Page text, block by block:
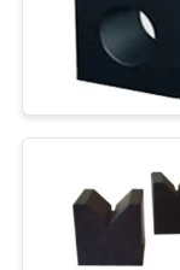
PRIVACY
POLICY